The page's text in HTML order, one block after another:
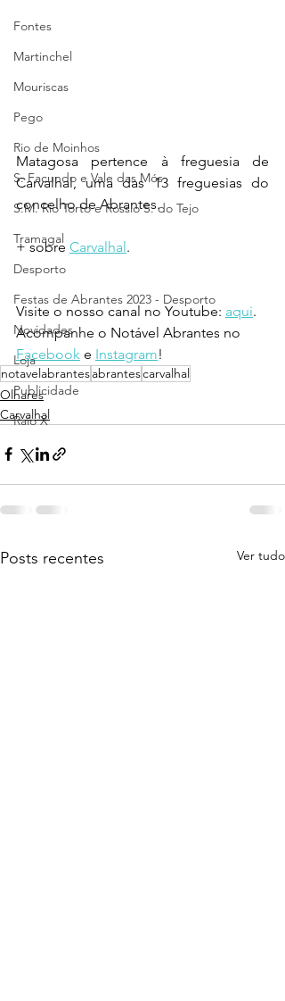
Fontes
Martinchel
Mouriscas
Pego
Rio de Moinhos
S. Facundo e Vale das Mós
S.M. Rio Torto e Rossio S. do Tejo
Tramagal
Desporto
Festas de Abrantes 2023 - Desporto
Novidades
Loja
Publicidade
Raio X
Matagosa pertence à freguesia de
Carvalhal, uma das 13 freguesias do
concelho de Abrantes.
+ sobre Carvalhal.
Visite o nosso canal no Youtube: aqui.
Acompanhe o Notável Abrantes no
Facebook e Instagram!
notavelabrantesabrantescarvalhal
Olhares
Carvalhal
Posts recentes Ver tudo